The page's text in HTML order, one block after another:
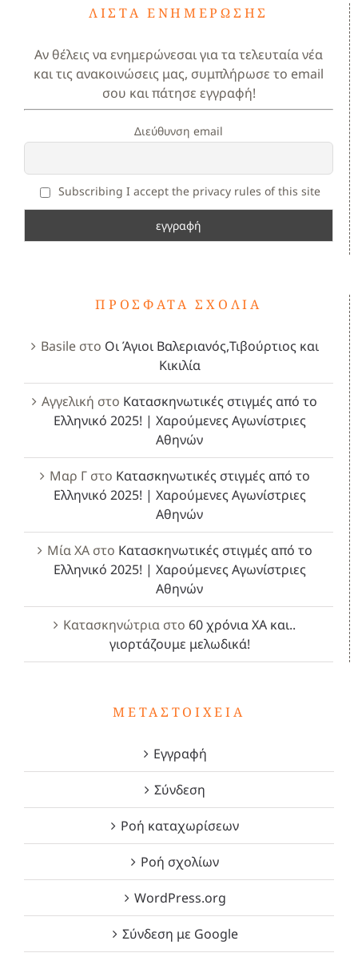
ΛΊΣΤΑ ΕΝΗΜΈΡΩΣΗΣ
Αν θέλεις να ενημερώνεσαι για τα τελευταία νέα
και τις ανακοινώσεις μας, συμπλήρωσε το email
σου και πάτησε εγγραφή!
Διεύθυνση email
Subscribing I accept the privacy rules of this site
ΠΡΌΣΦΑΤΑ ΣΧΌΛΙΑ
Basileστο Οι Άγιοι Βαλεριανός,Τιβούρτιος και
Κικιλία
Αγγελική στο Κατασκηνωτικές στιγμές από το
Ελληνικό 2025! | Χαρούμενες Αγωνίστριες
Αθηνών
Μαρ Γστο Κατασκηνωτικές στιγμές από το
Ελληνικό 2025! | Χαρούμενες Αγωνίστριες
Αθηνών
Μία ΧΑστο Κατασκηνωτικές στιγμές από το
Ελληνικό 2025! | Χαρούμενες Αγωνίστριες
Αθηνών
Κατασκηνώτρια στο 60 χρόνια ΧΑ και..
γιορτάζουμε μελωδικά!
ΜΕΤΑΣΤΟΙΧΕΊΑ
Εγγραφή
Σύνδεση
Ροή καταχωρίσεων
Ροή σχολίων
WordPress.org
Σύνδεση με Google